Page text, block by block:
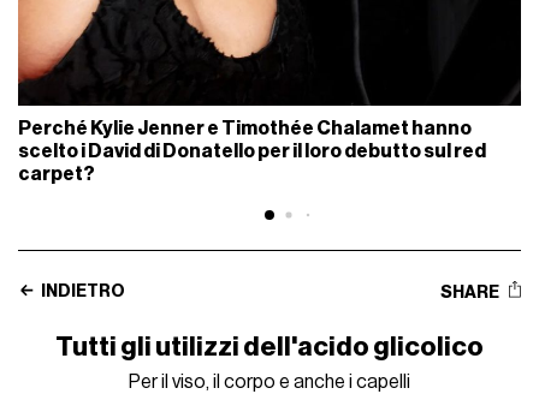
Perché Kylie Jenner e Timothée Chalamet hanno
scelto i David di Donatello per il loro debutto sul red
carpet?
INDIETRO SHARE
Tutti gli utilizzi dell'acido glicolico
Per il viso, il corpo e anche i capelli